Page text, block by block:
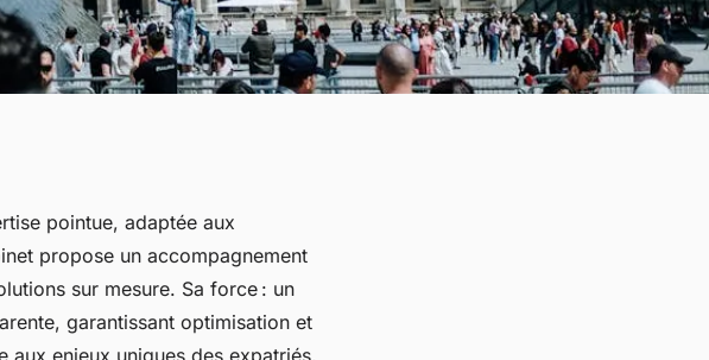
pointue, adaptée aux
propose un accompagnement
sur mesure. Sa force : un
garantissant optimisation et
aux enjeux uniques des expatriés.